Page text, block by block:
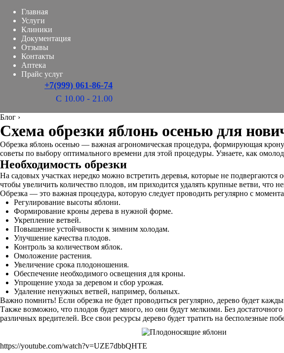
Главная
Услуги
Клиники
Документация
Отзывы
Контакты
Аптека
Прайс услуг
+7(999) 061-86-74
С 10.00 - 21.00
Блог ›
Схема обрезки яблонь осенью для
Обрезка яблонь осенью — важная агрономическая процедура, формирующая
советы по выбору оптимального времени для этой процедуры. Узнаете, как
Необходимость обрезки
На садовых участках нередко можно встретить деревья, которые не
чтобы увеличить количество плодов, им приходится удалять крупные ветви, что
Обрезка — это важная процедура, которую следует проводить регулярно с
Регулирование высоты яблони.
Формирование кроны дерева в нужной форме.
Укрепление ветвей.
Повышение устойчивости к зимним холодам.
Улучшение качества плодов.
Контроль за количеством яблок.
Омоложение растения.
Увеличение срока плодоношения.
Обеспечение необходимого освещения для кроны.
Упрощение ухода за деревом и сбор урожая.
Удаление ненужных ветвей, например, больных.
Важно помнить! Если обрезка не будет проводиться регулярно, дерево будет
Также возможно, что плодов будет много, но они будут мелкими. Без
различных вредителей. Все свои ресурсы дерево будет тратить на бесполезные
https://youtube.com/watch?v=UZE7dbbQHTE